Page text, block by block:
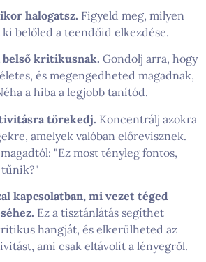
halogatsz. Figyeld meg, milyen
belőled a teendőid elkezdése.
belső kritikusnak. Gondolj arra, hogy
és megengedheted magadnak,
a hiba a legjobb tanítód.
törekedj. Koncentrálj azokra
amelyek valóban előrevisznek.
"Ez most tényleg fontos,
tűnik?"
kapcsolatban, mi vezet téged
Ez a tisztánlátás segíthet
hangját, és elkerülheted az
ami csak eltávolít a lényegről.